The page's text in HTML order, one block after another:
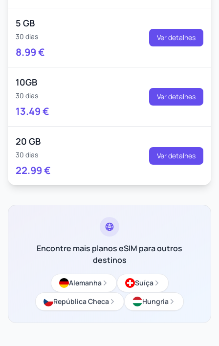
5 GB
30 dias
8.99€
Ver detalhes
10GB
30 dias
13.49€
Ver detalhes
20 GB
30 dias
22.99€
Ver detalhes
Encontre mais planos eSIM para outros
destinos
Alemanha
Suíça
República Checa
Hungria